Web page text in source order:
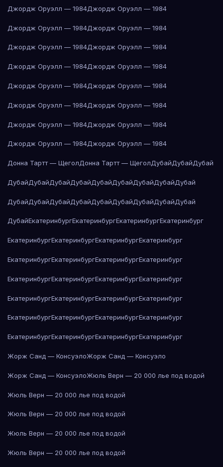
Джордж Оруэлл — 1984Джордж Оруэлл — 1984
Джордж Оруэлл — 1984Джордж Оруэлл — 1984
Джордж Оруэлл — 1984Джордж Оруэлл — 1984
Джордж Оруэлл — 1984Джордж Оруэлл — 1984
Джордж Оруэлл — 1984Джордж Оруэлл — 1984
Джордж Оруэлл — 1984Джордж Оруэлл — 1984
Джордж Оруэлл — 1984Джордж Оруэлл — 1984
Джордж Оруэлл — 1984Джордж Оруэлл — 1984
Донна Тартт — ЩеголДонна Тартт — ЩеголДубайДубайДубай
ДубайДубайДубайДубайДубайДубайДубайДубайДубай
ДубайДубайДубайДубайДубайДубайДубайДубайДубай
ДубайЕкатеринбургЕкатеринбургЕкатеринбургЕкатеринбург
ЕкатеринбургЕкатеринбургЕкатеринбургЕкатеринбург
ЕкатеринбургЕкатеринбургЕкатеринбургЕкатеринбург
ЕкатеринбургЕкатеринбургЕкатеринбургЕкатеринбург
ЕкатеринбургЕкатеринбургЕкатеринбургЕкатеринбург
ЕкатеринбургЕкатеринбургЕкатеринбургЕкатеринбург
ЕкатеринбургЕкатеринбургЕкатеринбургЕкатеринбург
Жорж Санд — КонсуэлоЖорж Санд — Консуэло
Жорж Санд — КонсуэлоЖюль Верн — 20 000 лье под водой
Жюль Верн — 20 000 лье под водой
Жюль Верн — 20 000 лье под водой
Жюль Верн — 20 000 лье под водой
Жюль Верн — 20 000 лье под водой